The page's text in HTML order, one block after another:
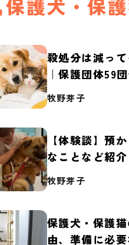
保護犬・保
殺処分は減っ
｜保護団体59
2026】
牧野芽子
【体験談】預
なことなど紹介
牧野芽子
保護犬・保護
由、準備に必